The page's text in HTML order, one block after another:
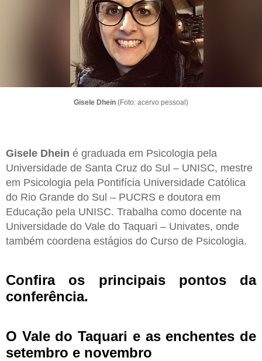
Gisele Dhein (Foto: acervo pessoal)
Gisele Dhein é graduada em Psicologia pela
Universidade de Santa Cruz do Sul – UNISC, mestre
em Psicologia pela Pontifícia Universidade Católica
do Rio Grande do Sul – PUCRS e doutora em
Educação pela UNISC. Trabalha como docente na
Universidade do Vale do Taquari – Univates, onde
também coordena estágios do Curso de Psicologia.
Confira os principais pontos da
conferência.
O Vale do Taquari e as enchentes de
setembro e novembro